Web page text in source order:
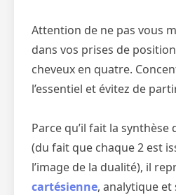
Attention de ne pas vous
dans vos prises de
cheveux en quatre.
l’essentiel et évitez de
Parce qu’il fait la synthèse
(du fait que chaque 2 est
l’image de la dualité), il
cartésienne, analytique et